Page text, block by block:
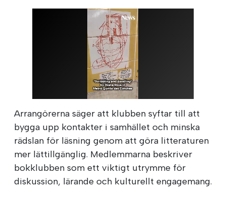
Arrangörerna säger att klubben syftar till att
bygga upp kontakter i samhället och minska
rädslan för läsning genom att göra litteraturen
mer lättillgänglig. Medlemmarna beskriver
bokklubben som ett viktigt utrymme för
diskussion, lärande och kulturellt engagemang.